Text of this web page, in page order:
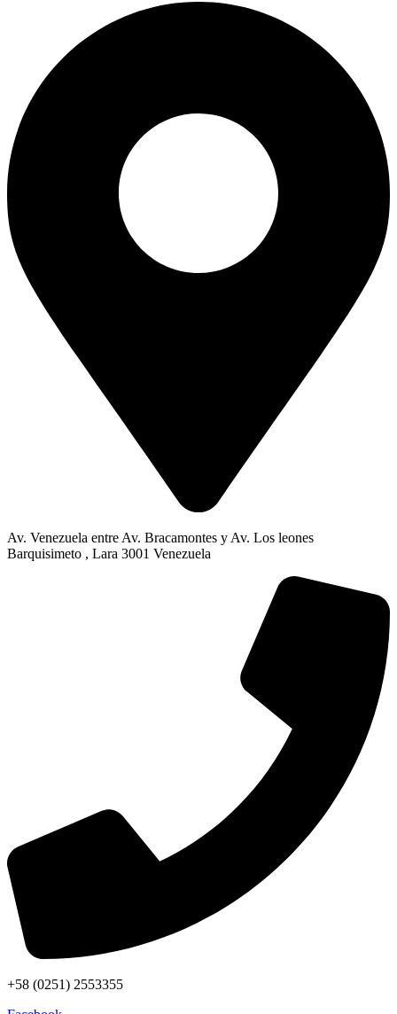
Av. Venezuela entre Av. Bracamontes y Av. Los leones
Barquisimeto , Lara 3001 Venezuela
+58 (0251) 2553355